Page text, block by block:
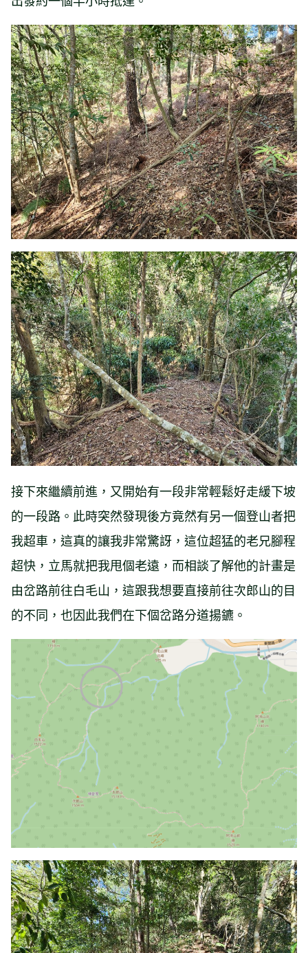
接下來繼續前進，又開始有一段非常輕鬆好走緩下坡
的一段路。此時突然發現後方竟然有另一個登山者把
我超車，這真的讓我非常驚訝，這位超猛的老兄腳程
超快，立馬就把我甩個老遠，而相談了解他的計畫是
由岔路前往白毛山，這跟我想要直接前往次郎山的目
的不同，也因此我們在下個岔路分道揚鑣。